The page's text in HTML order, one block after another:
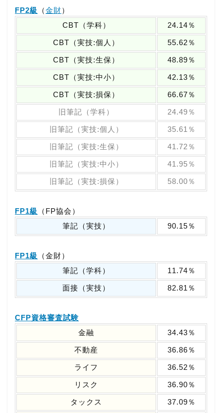
FP2級 （金財）
CBT（学科）
24.14％
CBT（実技:個人） 55.62％
CBT（実技:生保） 48.89％
CBT（実技:中小） 42.13％
CBT（実技:損保） 66.67％
旧筆記（学科） 24.49％
旧筆記（実技:個人） 35.61％
旧筆記（実技:生保） 41.72％
旧筆記（実技:中小） 41.95％
旧筆記（実技:損保） 58.00％
FP1級
（FP協会）
筆記（実技）
90.15％
FP1級
（金財）
筆記（学科）
11.74％
面接（実技） 82.81％
CFP資格審査試験
金融
34.43％
不動産 36.86％
ライフ 36.52％
リスク 36.90％
タックス 37.09％